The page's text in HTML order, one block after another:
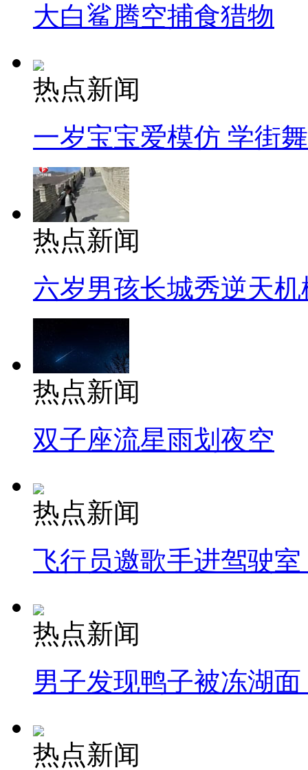
大白鲨腾空捕食猎物
热点新闻
一岁宝宝爱模仿 学街
热点新闻
六岁男孩长城秀逆天机
热点新闻
双子座流星雨划夜空
热点新闻
飞行员邀歌手进驾驶
热点新闻
男子发现鸭子被冻湖
热点新闻